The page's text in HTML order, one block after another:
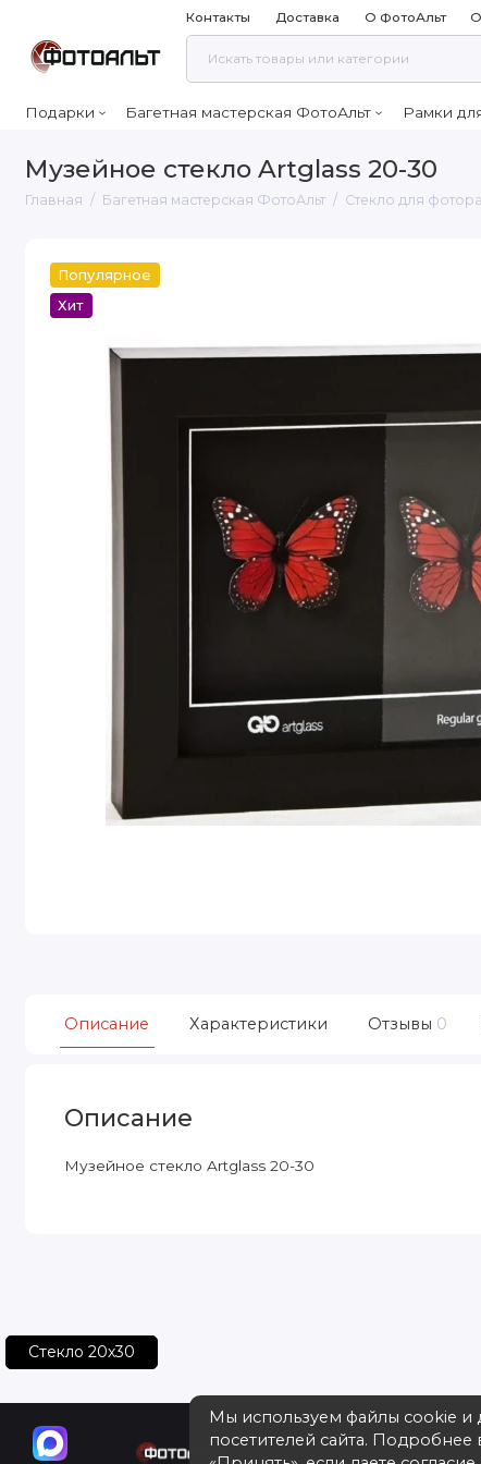
Контакты Доставка О ФотоАльт
Подарки Багетная мастерская ФотоАльт Рамки
Музейное стекло Artglass 20-30
Главная Багетная мастерская ФотоАльт Стекло для
Популярное
Хит
Описание Характеристики Отзывы 0
Описание
Музейное стекло Artglass 20-30
Стекло 20х30
Мы используем файлы cookie и
посетителей сайта. Подробнее
Багетная мастерская в